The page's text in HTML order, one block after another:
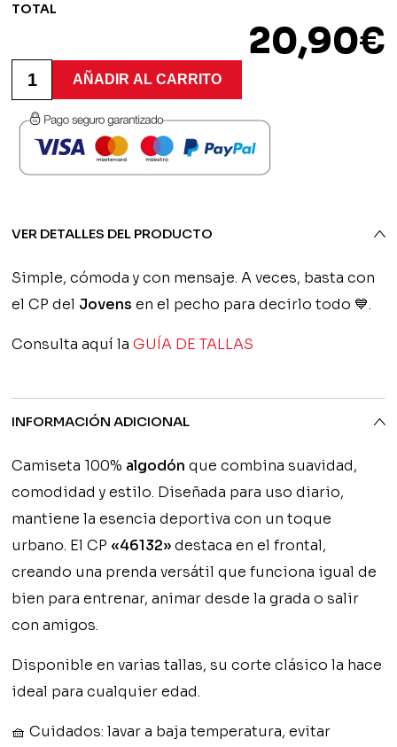
TOTAL
20,90€
Camiseta
Personalizada
Jovens
Almassèra
cantidad
AÑADIR AL CARRITO
VER DETALLES DEL PRODUCTO
Simple, cómoda y con mensaje. A veces, basta con
el CP del Jovens en el pecho para decirlo todo 💙.
Consulta aquí laGUÍA DE TALLAS
INFORMACIÓN ADICIONAL
Camiseta 100% algodón que combina suavidad,
comodidad y estilo. Diseñada para uso diario,
mantiene la esencia deportiva con un toque
urbano. El CP «46132»destaca en el frontal,
creando una prenda versátil que funciona igual de
bien para entrenar, animar desde la grada o salir
con amigos.
Disponible en varias tallas, su corte clásico la hace
ideal para cualquier edad.
🧺Cuidados: lavar a baja temperatura, evitar